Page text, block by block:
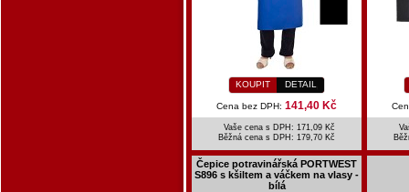
KOUPIT DETAIL
Cena bez DPH: 141,40 Kč
Vaše cena s DPH: 171,09 Kč
Běžná cena s DPH: 179,70 Kč
Čepice potravinářská PORTWEST
S896 s kšiltem a váčkem na vlasy -
bílá